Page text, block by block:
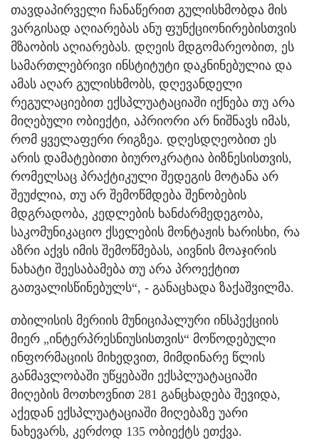
თავდაპირველი ჩანაწერით გულისხმობდა მის
ვარგისად აღიარებას ანუ ფუნქციონირებისთვის
მზაობის აღიარებას. დღეის მდგომარეობით, ეს
სამართლებრივი ინსტიტუტი დაკნინებულია და
ამას აღარ გულისხმობს, დღევანდელი
რეგულაციებით ექსპლუატაციაში იქნება თუ არა
მიღებული ობიექტი, აპრიორი არ ნიშნავს იმას,
რომ ყველაფერი რიგზეა. დღესდღეობით ეს
არის დამატებითი ბიუროკრატია ბიზნესისთვის,
რომელსაც პრაქტიკული შედეგის მოტანა არ
შეუძლია, თუ არ შემოწმდება შენობების
მდგრადობა, კედლების ხანძარმედეგობა,
საკომუნიკაციო ქსელების მონტაჟის ხარისხი, რა
აზრი აქვს იმის შემოწმებას, აივნის მოაჯირის
ნახატი შეესაბამება თუ არა პროექტით
გათვალისწინებულს“, - განაცხადა ზაქაშვილმა.
თბილისის მერიის მუნიციპალური ინსპექციის
მიერ „ინტერპრესნიუსისთვის“ მოწოდებული
ინფორმაციის მიხედვით, მიმდინარე წლის
განმავლობაში უწყებაში ექსპლუატაციაში
მიღების მოთხოვნით 281 განცხადება შევიდა,
აქედან ექსპლუატაციაში მიღებაზე უარი
ნახევარს, კერძოდ 135 ობიექტს ეთქვა.